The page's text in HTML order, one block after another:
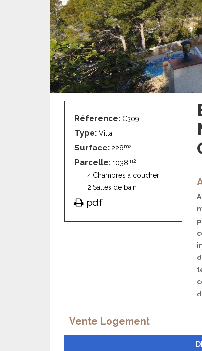
Réference: C309
Type: Villa
Surface: 228m2
Parcelle: 1038m2
4 Chambres à coucher
2 Salles de bain
pdf
Vente Logement